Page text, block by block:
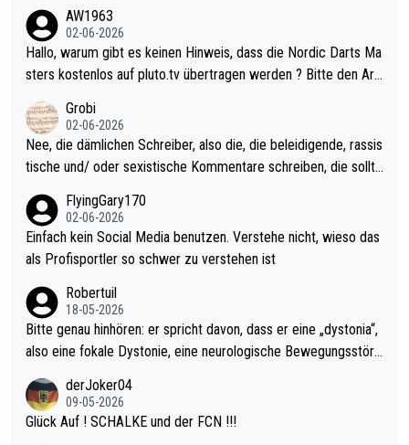
Allerdings ist Mitchell Lawrie als Nummer 1 der Welt eh qualifi
ziert. Somit ändert die automatische Qualifikation des Weltmei
sters erstmal nichts. Ich denke sie wollen damit für nächstes J
ohl wenig WDF Turniere spielen. Dies war bei Archie Self letzt
es Jahr der Fall. Er musste als amtierender Weltmeister durch
den Qualifier und ich glaube kaum, dass Mitchel sich das (in Ve
gas) antun würde, wenn er doch eigentlich die PDC-WM als Zi
el hat.
AW1963
02-06-2026
Hallo, warum gibt es keinen Hinweis, dass die Nordic Darts Ma
sters kostenlos auf pluto.tv übertragen werden ? Bitte den Arti
Grobi
02-06-2026
Nee, die dämlichen Schreiber, also die, die beleidigende, rassis
tische und/ oder sexistische Kommentare schreiben, die sollte
s Leben in den Griff kriegen. Nur eins wundert mich: Luke Little
r war doch neulich erst derjenige, der über Social Media GvV p
rovoziert hat. Und Littlers Mutter schießt öfters mal gegen Ric
FlyingGary170
02-06-2026
Einfach kein Social Media benutzen. Verstehe nicht, wieso das
als Profisportler so schwer zu verstehen ist
Robertuil
18-05-2026
Bitte genau hinhören: er spricht davon, dass er eine „dystonia“,
also eine fokale Dystonie, eine neurologische Bewegungsstöru
erden, im Arm hat. Und, dass Medikamente ihm helfen! Ich glau
be immer noch, dass sehr viele der Dartits-Fälle fälschlich psy
derJoker04
09-05-2026
Glück Auf ! SCHALKE und der FCN !!!